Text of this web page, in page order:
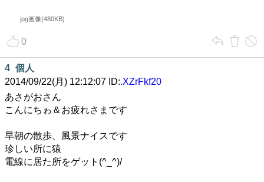
jpg画像(480KB)
0
4 個人
2014/09/22(月) 12:12:07 ID:.XZrFkf20
あさがおさん
こんにちゎ＆お疲れさまです
早朝の散歩、風景ナイスです
珍しい所に猿
電線に居た所をゲット(^_^)/